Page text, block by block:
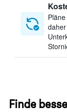
Finde